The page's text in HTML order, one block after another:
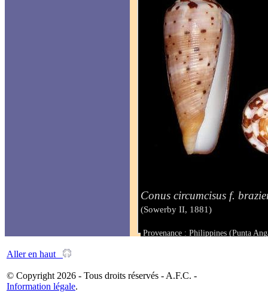
Conus circumcisus f.
(Sowerby II, 1881)
Provenance : Philippines (Punta
Aller en haut
© Copyright 2026 - Tous droits réservés - A.F.C. -
Information légale.